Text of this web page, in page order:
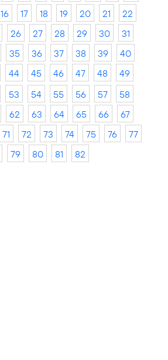
16 17 18 19 20 21
22
26 27 28 29 30
31
35 36 37 38 39
40
44 45 46 47 48
49
53 54 55 56 57
58
62 63 64 65 66
67
71 72 73 74 75 76
77
79 80 81 82